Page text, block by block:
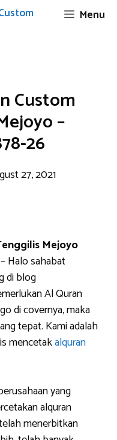
Menu
Custom
–
26
27, 2021
Mejoyo
– Halo sahabat
di blog
Al Quran
di covernya, maka
tepat. Kami adalah
mencetakalquran
yang
alquran
menerbitkan